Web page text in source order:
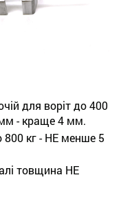
для воріт до 400
- краще 4 мм.
800 кг - НЕ менше 5
товщина НЕ